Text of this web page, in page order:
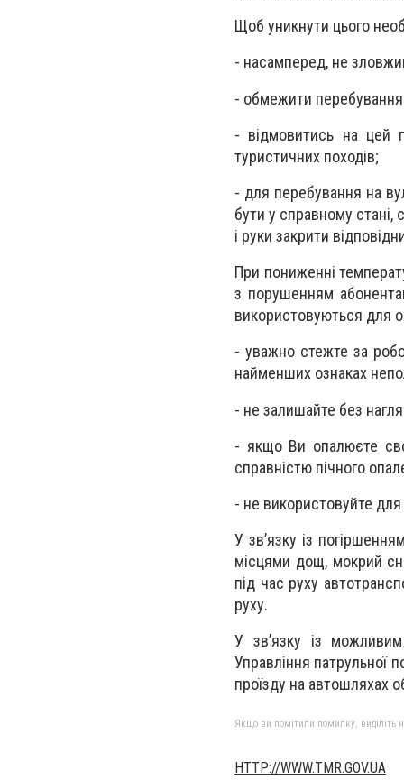
Щоб уникнути цього
- насамперед, не
- обмежити перебування
- відмовитись на цей
туристичних походів;
- для перебування на
бути у справному стані,
і руки закрити
При пониженні
з порушенням
використовуються для
- уважно стежте за
найменших ознаках
- не залишайте без
- якщо Ви опалюєте
справністю пічного
- не використовуйте
У зв’язку із
місцями дощ, мокрий
під час руху
руху.
У зв’язку із
Управління патрульної
проїзду на автошляхах
Якщо ви помітили помилку, виділіть
HTTP://WWW.TMR.GOV.UA